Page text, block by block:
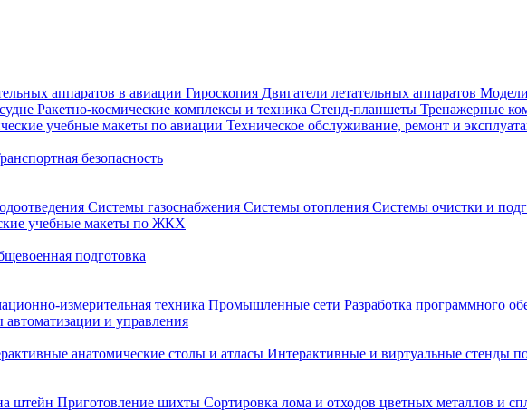
аппаратов в авиации Гироскопия Двигатели летательных аппаратов
Ракетно-космические комплексы и техника Стенд-планшеты Тренажерные
учебные макеты по авиации Техническое обслуживание, ремонт и
безопасность
Системы газоснабжения Системы отопления Системы очистки и
учебные макеты по ЖКХ
подготовка
измерительная техника Промышленные сети Разработка программного
и управления
анатомические столы и атласы Интерактивные и виртуальные стенды
штейн Приготовление шихты Сортировка лома и отходов цветных металлов и